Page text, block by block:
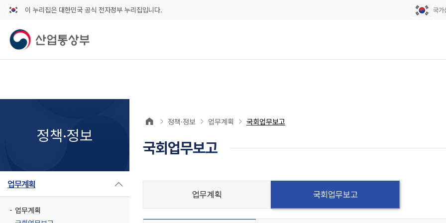
이 누리집은 대한민국 공식 전자정부 누리집입니다.
정책·정보
업무계획
업무계획
정책·정보 업무계획 국회업무보고
국회업무보고
업무계획 국회업무보고